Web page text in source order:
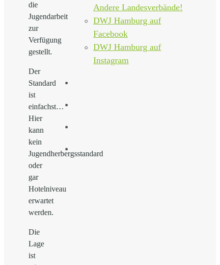
die
Jugendarbeit
zur
Verfügung
gestellt.
Der
Standard
ist
einfachst…
Hier
kann
kein
Jugendherbergsstandard
oder
gar
Hotelniveau
erwartet
werden.
Die
Lage
ist
Andere Landesverbände!
DWJ Hamburg auf
Facebook
DWJ Hamburg auf
Instagram